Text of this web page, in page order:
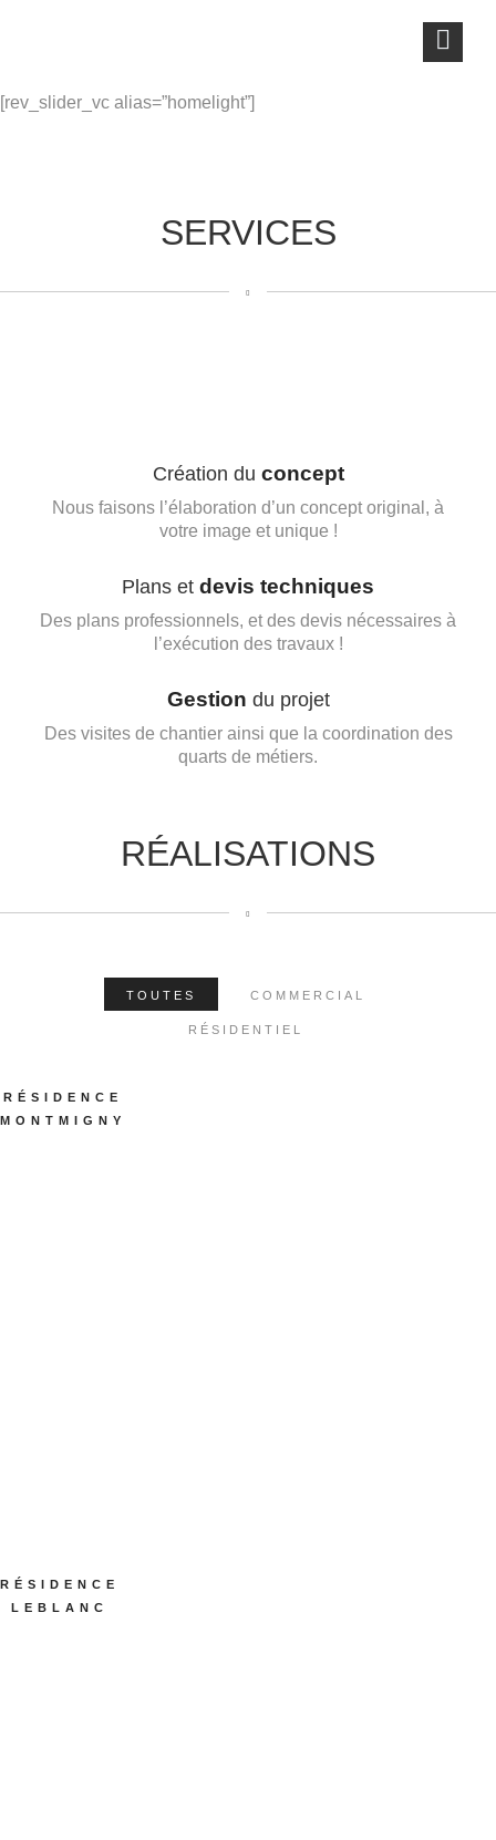
[rev_slider_vc alias=”homelight”]
SERVICES
Création du concept
Nous faisons l’élaboration d’un concept original, à
votre image et unique !
Plans et devis techniques
Des plans professionnels, et des devis nécessaires à
l’exécution des travaux !
Gestion du projet
Des visites de chantier ainsi que la coordination des
quarts de métiers.
RÉALISATIONS
TOUTES COMMERCIAL
RÉSIDENTIEL
RÉSIDENCE
MONTMIGNY
RÉSIDENCE
LEBLANC